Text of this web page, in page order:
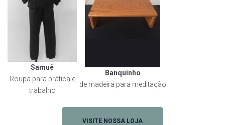
Samuê
Roupa para prática e
trabalho
Banquinho
de madeira para meditação
VISITE NOSSA LOJA